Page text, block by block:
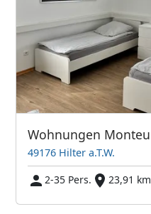
49176 Hilter a.T.W.
2-35 Pers.
23,91 km